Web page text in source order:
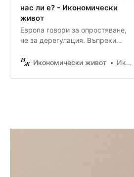
европейските предприятия.
опростени изисквания за водене
на записи съгласно GDPR за по-
[…]
нас ли е? - Икономически
живот
Европа говори за опростяване,
не за дерегулация. Въпреки
важни закони като GDPR и актът
особено засегнати. На фокус са
Икономически живот Икономически Живот